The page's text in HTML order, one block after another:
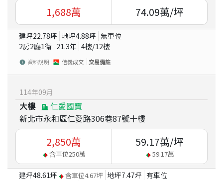
1,688萬 74.09萬/坪
建坪22.78坪 地坪4.88坪 無車位
2房2廳1衛 21.3年 4樓/12樓
資料說明 信義成交 交易備註
114年09月
大樓
仁愛國寶
新北市永和區仁愛路306巷87號十樓
2,850萬
含車位250萬
59.17萬/坪
59.17萬
建坪48.61坪 含車位4.67坪 地坪7.47坪 有車位